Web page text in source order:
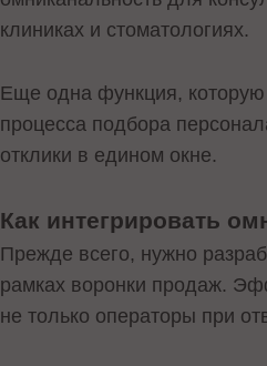
клиниках и стоматологиях.
Еще одна функция, которую
процесса подбора
отклики в едином окне.
Как интегрировать
Прежде всего, нужно
рамках воронки продаж.
не только операторы при